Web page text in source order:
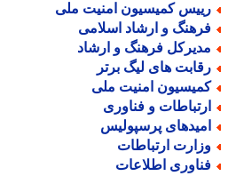
کمیسیون امنیت ملی
و ارشاد اسلامی
فرهنگ و ارشاد
های لیگ برتر
امنیت ملی
و فناوری
پرسپولیس
ارتباطات
اطلاعات